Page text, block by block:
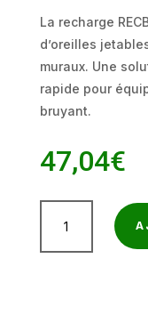
La recharge
d’oreilles
muraux. Une
rapide pour
bruyant.
47,04€